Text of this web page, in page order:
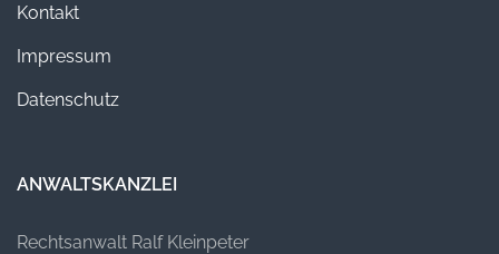
Kontakt
Impressum
Datenschutz
ANWALTSKANZLEI
Rechtsanwalt Ralf Kleinpeter